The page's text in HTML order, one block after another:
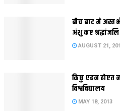
बीच बाट मे अस्त
अंशु कए श्रद्धांजलि
AUGUST 21,
किछु एहन होएत
विश्वविद्यालय
MAY 18, 2013